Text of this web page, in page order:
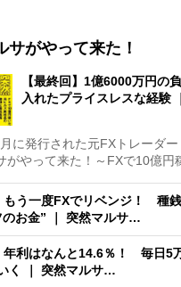
サがやって来た！
【最終回】1億6000万円の
入れたプライスレスな経験
に発行された元FXトレーダー
がやって来た！～FXで10億
もう一度FXでリベンジ！ 種
のお金” ｜ 突然マルサ…
年利はなんと14.6％！ 毎日5
く ｜ 突然マルサ…